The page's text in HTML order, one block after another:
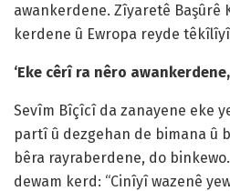
awankerdene. Zîyaretê Başûrê
kerdene û Ewropa reyde
‘Eke cêrî ra nêro
Sevîm Bîçîcî da zanayene eke
partî û dezgehan de bimana û
bêra rayraberdene, do
dewam kerd: “Cinîyî wazenê